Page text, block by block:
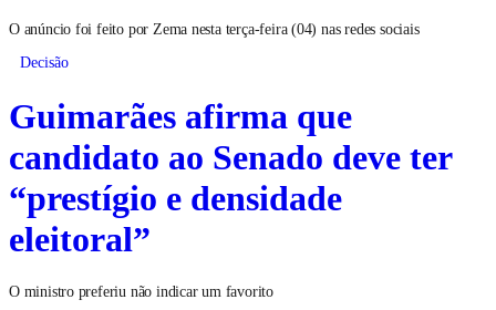
O anúncio foi feito por Zema nesta terça-feira (04) nas redes sociais
Decisão
Guimarães afirma que
candidato ao Senado deve ter
“prestígio e densidade
eleitoral”
O ministro preferiu não indicar um favorito